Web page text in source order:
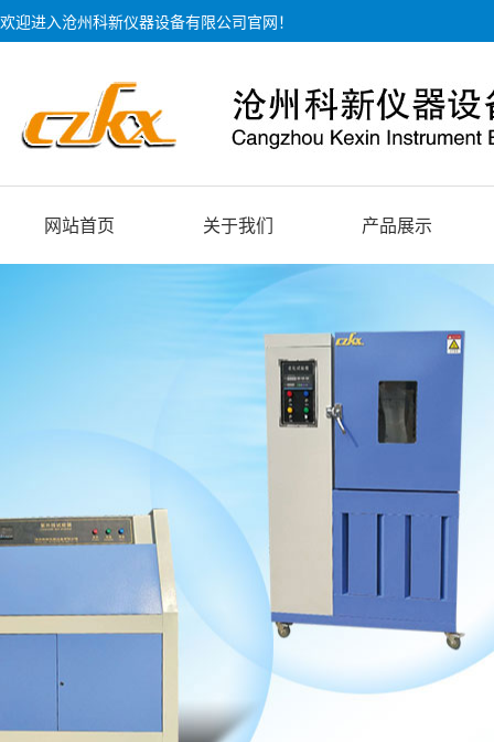
欢迎进入沧州科新仪器设备有限公司官网！
网站首页 关于我们 产品展示